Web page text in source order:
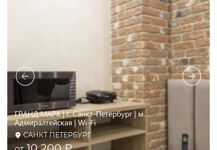
Золотой век | м. Спасская, парковка
САНКТ ПЕТЕРБУРГ